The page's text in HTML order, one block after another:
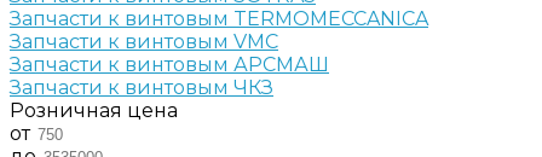
Запчасти к винтовым TERMOMECCANICA
Запчасти к винтовым VMC
Запчасти к винтовым АРСМАШ
Запчасти к винтовым ЧКЗ
Розничная цена
от